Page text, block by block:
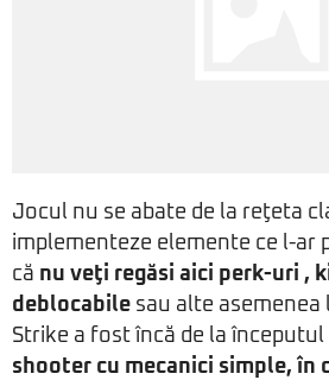
Jocul nu se abate de la reţeta
implementeze elemente ce l-ar
că nu veţi regăsi aici perk-uri ,
deblocabile sau alte
Strike a fost încă de la
shooter cu mecanici simple, în